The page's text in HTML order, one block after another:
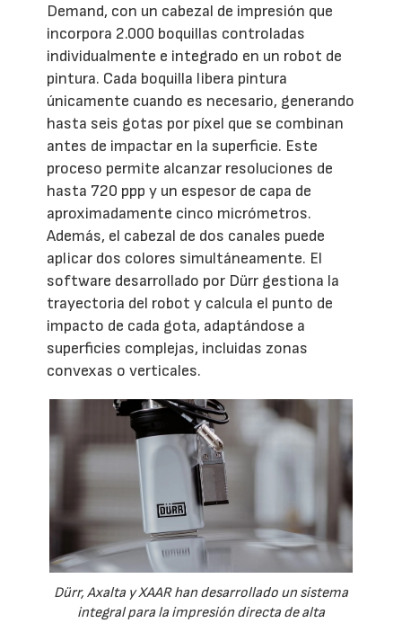
Demand, con un cabezal de impresión que
incorpora 2.000 boquillas controladas
individualmente e integrado en un robot de
pintura. Cada boquilla libera pintura
únicamente cuando es necesario, generando
hasta seis gotas por píxel que se combinan
antes de impactar en la superficie. Este
proceso permite alcanzar resoluciones de
hasta 720 ppp y un espesor de capa de
aproximadamente cinco micrómetros.
Además, el cabezal de dos canales puede
aplicar dos colores simultáneamente. El
software desarrollado por Dürr gestiona la
trayectoria del robot y calcula el punto de
impacto de cada gota, adaptándose a
superficies complejas, incluidas zonas
convexas o verticales.
Dürr, Axalta y XAAR han desarrollado un sistema
integral para la impresión directa de alta